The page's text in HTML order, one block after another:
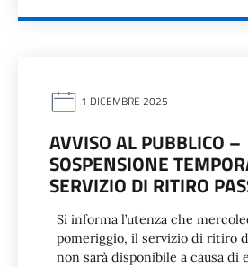
1 DICEMBRE 2025
AVVISO AL PUBBLICO –
SOSPENSIONE
SERVIZIO DI RITIRO
Si informa l’utenza che
pomeriggio, il servizio di ritiro
non sarà disponibile a causa di